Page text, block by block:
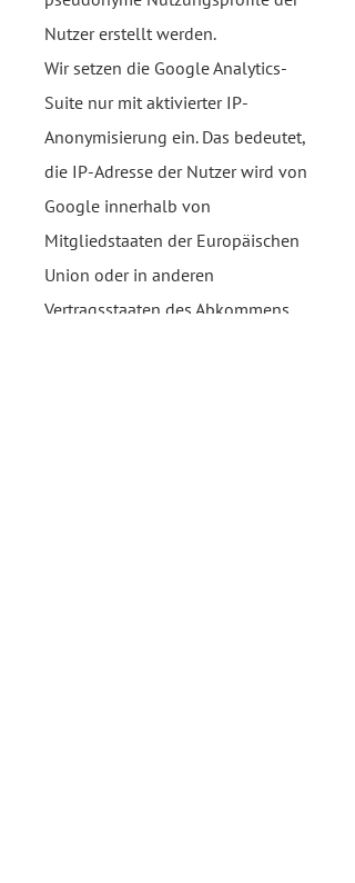
Nutzer erstellt werden.
Wir setzen die Google Analytics-
Suite nur mit aktivierter IP-
Anonymisierung ein. Das bedeutet,
die IP-Adresse der Nutzer wird von
Google innerhalb von
Mitgliedstaaten der Europäischen
Union oder in anderen
Vertragsstaaten des Abkommens